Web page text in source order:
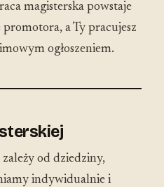
magisterska powstaje
a Ty pracujesz
ogłoszeniem.
od dziedziny,
indywidualnie i